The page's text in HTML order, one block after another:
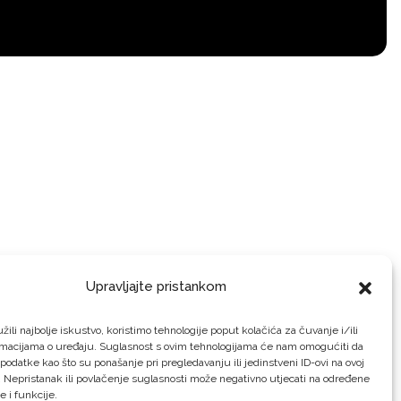
Upravljajte pristankom
najbolje iskustvo, koristimo tehnologije poput kolačića za čuvanje i/ili
o uređaju. Suglasnost s ovim tehnologijama će nam omogućiti da
kao što su ponašanje pri pregledavanju ili jedinstveni ID-ovi na ovoj
Nepristanak ili povlačenje suglasnosti može negativno utjecati na određene
i funkcije.